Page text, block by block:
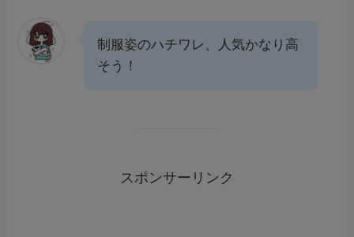
制服姿のハチワレ、人気かなり高
そう！
スポンサーリンク